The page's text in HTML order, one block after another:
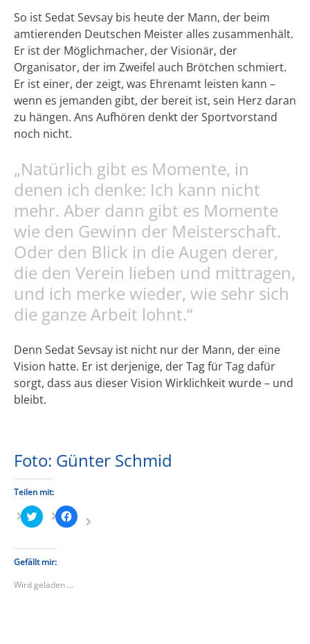
So ist Sedat Sevsay bis heute der Mann, der beim
amtierenden Deutschen Meister alles zusammenhält.
Er ist der Möglichmacher, der Visionär, der
Organisator, der im Zweifel auch Brötchen schmiert.
Er ist einer, der zeigt, was Ehrenamt leisten kann –
wenn es jemanden gibt, der bereit ist, sein Herz daran
zu hängen. Ans Aufhören denkt der Sportvorstand
noch nicht.
„Natürlich gibt es Momente, in
denen ich denke: Ich kann nicht
mehr. Aber dann gibt es Momente
wie den Gewinn der Meisterschaft.
Oder den Blick in die Augen derer,
die den Verein lieben und mittragen,
und ich merke wieder, wie sehr sich
die ganze Arbeit lohnt.“
Denn Sedat Sevsay ist nicht nur der Mann, der eine
Vision hatte. Er ist derjenige, der Tag für Tag dafür
sorgt, dass aus dieser Vision Wirklichkeit wurde – und
bleibt.
Foto: Günter Schmid
Teilen mit:
Klick,
um
zu
teilen
(Wird
neuem
Klick,
um
neuem
Gefällt mir:
Wird geladen …